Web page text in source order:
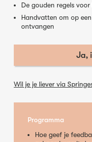
De gouden regels
Handvatten om op
ontvangen
Ja,
Wil je je liever via
Programma
Hoe geef je